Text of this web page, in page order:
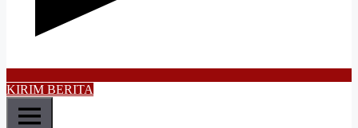
KIRIM BERITA